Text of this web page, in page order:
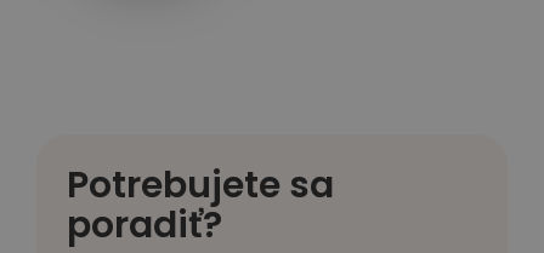
Potrebujete sa
poradiť?